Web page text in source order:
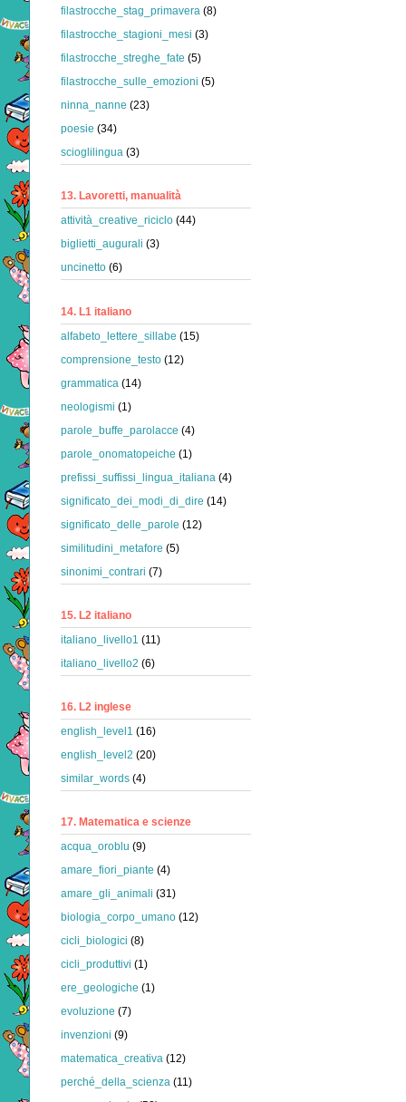
filastrocche_stag_primavera (8)
filastrocche_stagioni_mesi (3)
filastrocche_streghe_fate (5)
filastrocche_sulle_emozioni (5)
ninna_nanne (23)
poesie (34)
scioglilingua (3)
13. Lavoretti, manualità
attività_creative_riciclo (44)
biglietti_augurali (3)
uncinetto (6)
14. L1 italiano
alfabeto_lettere_sillabe (15)
comprensione_testo (12)
grammatica (14)
neologismi (1)
parole_buffe_parolacce (4)
parole_onomatopeiche (1)
prefissi_suffissi_lingua_italiana (4)
significato_dei_modi_di_dire (14)
significato_delle_parole (12)
similitudini_metafore (5)
sinonimi_contrari (7)
15. L2 italiano
italiano_livello1 (11)
italiano_livello2 (6)
16. L2 inglese
english_level1 (16)
english_level2 (20)
similar_words (4)
17. Matematica e scienze
acqua_oroblu (9)
amare_fiori_piante (4)
amare_gli_animali (31)
biologia_corpo_umano (12)
cicli_biologici (8)
cicli_produttivi (1)
ere_geologiche (1)
evoluzione (7)
invenzioni (9)
matematica_creativa (12)
perché_della_scienza (11)